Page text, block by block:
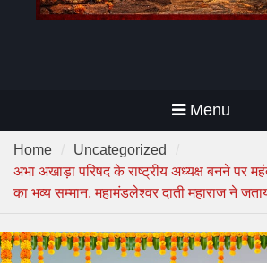
Menu
Home
Uncategorized
अभा अखाड़ा परिषद के राष्ट्रीय अध्यक्ष बनने पर
का भव्य सम्मान, महामंडलेश्वर दाती महाराज ने